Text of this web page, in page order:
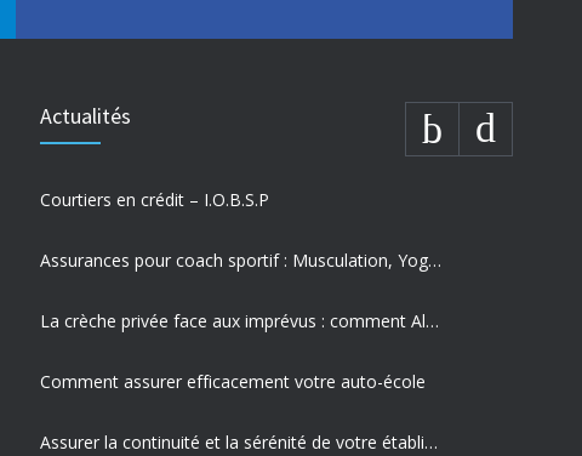
Actualités
Courtiers en crédit – I.O.B.S.P
Assurances pour coach sportif : Musculation, Yoga et Équitation
La crèche privée face aux imprévus : comment Allianz protège vos missions les plus précieuses
Comment assurer efficacement votre auto-école
Assurer la continuité et la sérénité de votre établissement privé